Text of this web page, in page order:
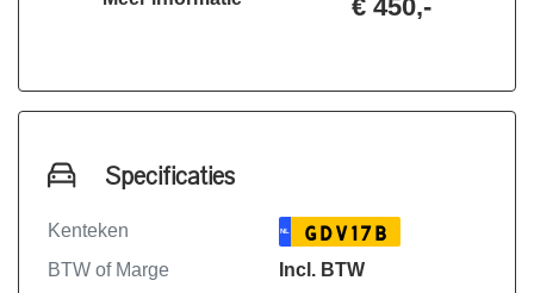
Voor mensen niet uit de buurt een
-Complete kwaliteitscontrole (bovag 40
punten check.)
-Banden met een profieldiepte minder
dan 3 mm, worden automatisch
vervangen voor nieuwe.
€ 450,-
Specificaties
Kenteken NL GDV17B
BTW of Marge
Incl. BTW